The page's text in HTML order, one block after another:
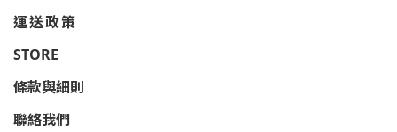
運送政策
STORE
條款與細則
聯絡我們